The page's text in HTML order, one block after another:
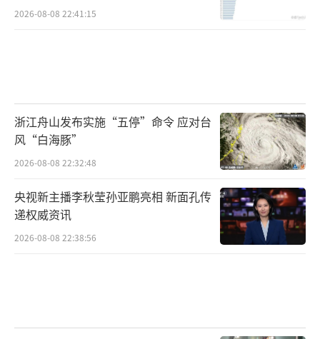
2026-08-08 22:41:15
浙江舟山发布实施“五停”命令 应对台
风“白海豚”
2026-08-08 22:32:48
央视新主播李秋莹孙亚鹏亮相 新面孔传
递权威资讯
2026-08-08 22:38:56